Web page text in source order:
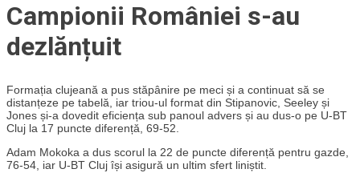
Campionii României s-au
dezlănțuit
Formația clujeană a pus stăpânire pe meci și a continuat să se
distanțeze pe tabelă, iar triou-ul format din Stipanovic, Seeley și
Jones și-a dovedit eficiența sub panoul advers și au dus-o pe U-BT
Cluj la 17 puncte diferență, 69-52.
Adam Mokoka a dus scorul la 22 de puncte diferență pentru gazde,
76-54, iar U-BT Cluj își asigură un ultim sfert liniștit.